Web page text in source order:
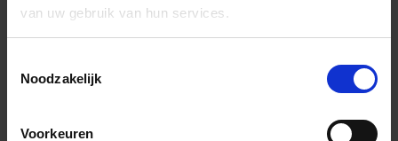
van uw gebruik van hun services.
Noodzakelijk
Voorkeuren